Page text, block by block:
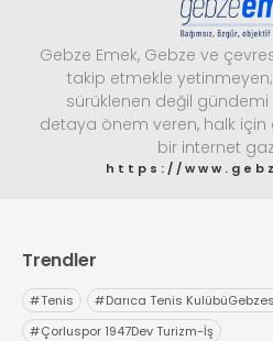
Gebze Emek, Gebze ve
takip etmekle
sürüklenen değil gündemi
detaya önem veren, halk için
bir internet
https://
Trendler
#Tenis #Darıca Tenis
#Çorluspor 1947Dev Turizm-İş